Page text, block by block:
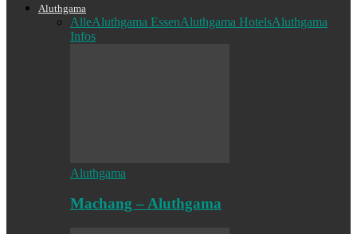
Aluthgama
AlleAluthgama EssenAluthgama HotelsAluthgama
Infos
Aluthgama
Machang – Aluthgama